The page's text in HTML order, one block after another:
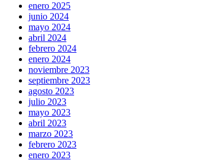
enero 2025
junio 2024
mayo 2024
abril 2024
febrero 2024
enero 2024
noviembre 2023
septiembre 2023
agosto 2023
julio 2023
mayo 2023
abril 2023
marzo 2023
febrero 2023
enero 2023